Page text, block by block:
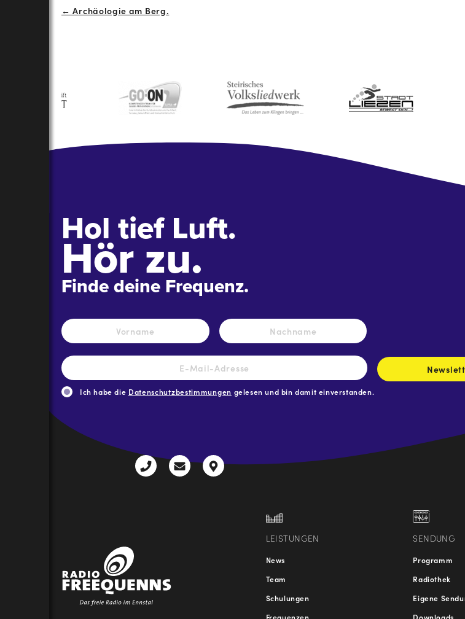
← Archäologie am Berg.
Hol tief Luft.
Hör zu.
Finde deine Frequenz.
Name *
Vorname Nachname
E-
Mail-
Adresse *
Ich habe die Datenschutzbestimmungen gelesen und bin damit einverstanden.
+43
radio@freequenns.at
Kulturhausstraße
LEISTUNGEN
News
Team
Schulungen
Frequenzen
SENDUNG
Programm
Radiothek
Eigene
Downloads